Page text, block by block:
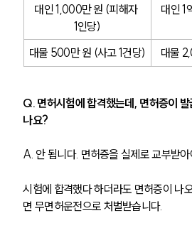
대인 1,000만 원 (피해자
1인당)
대인 1
대물 500만 원 (사고 1건당)
대물
Q. 면허시험에 합격했는데, 면허증이
나요?
A. 안 됩니다. 면허증을 실제로 교부받
시험에 합격했다 하더라도 면허증이 나
면 무면허운전으로 처벌받습니다.